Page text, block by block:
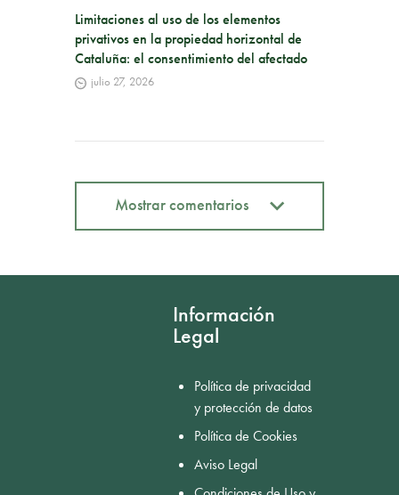
Limitaciones al uso de los elementos
privativos en la propiedad horizontal de
Cataluña: el consentimiento del afectado
julio 27, 2026
Mostrar comentarios
Información
Legal
Política de privacidad
y protección de datos
Política de Cookies
Aviso Legal